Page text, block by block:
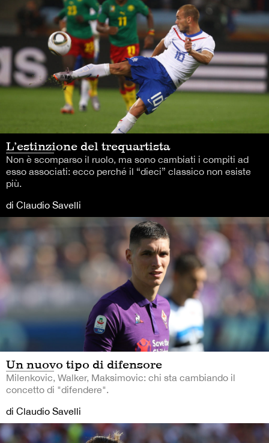
L’estinzione del trequartista
Non è scomparso il ruolo, ma sono cambiati i compiti ad
esso associati: ecco perché il “dieci” classico non esiste
più.
di Claudio Savelli
Un nuovo tipo di difensore
Milenkovic, Walker, Maksimovic: chi sta cambiando il
concetto di "difendere".
di Claudio Savelli